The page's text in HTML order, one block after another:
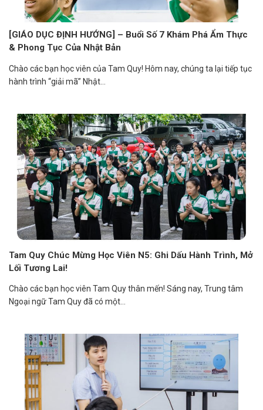
[GIÁO DỤC ĐỊNH HƯỚNG] – Buổi Số 7 Khám Phá Ẩm Thực
& Phong Tục Của Nhật Bản
Chào các bạn học viên của Tam Quy! Hôm nay, chúng ta lại tiếp tục
hành trình “giải mã” Nhật...
Tam Quy Chúc Mừng Học Viên N5: Ghi Dấu Hành Trình, Mở
Lối Tương Lai!
Chào các bạn học viên Tam Quy thân mến! Sáng nay, Trung tâm
Ngoại ngữ Tam Quy đã có một...